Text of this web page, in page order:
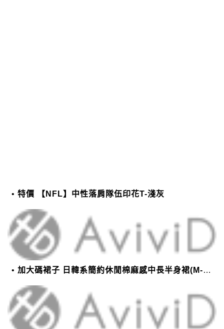
特價 【NFL】中性落肩隊伍印花T-淺灰
加大碼裙子 日韓系簡約休閒棉麻感中長半身裙(M-2XL)【XMS54038】＊艾美時尚(現+預)